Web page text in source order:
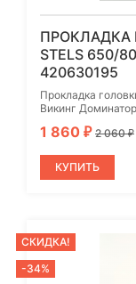
ПРОКЛАДКА
STELS 650/
420630195
Прокладка
Викинг
1 860 ₽ 2 060₽
КУПИТЬ
СКИДКА!
-34%